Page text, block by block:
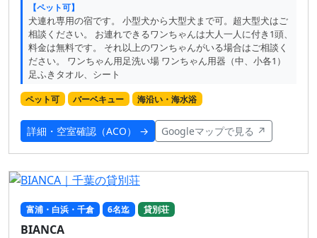
【ペット可】
犬連れ専用の宿です。 小型犬から大型犬まで可。超大型犬はご
相談ください。 お連れできるワンちゃんは大人一人に付き1頭、
料金は無料です。 それ以上のワンちゃんがいる場合はご相談く
ださい。 ワンちゃん用足洗い場 ワンちゃん用器（中、小各1）
足ふきタオル、シート
ペット可 バーベキュー 海沿い・海水浴
詳細・空室確認（ACO） → Googleマップで見る ↗
富浦・白浜・千倉 6名迄 貸別荘
BIANCA